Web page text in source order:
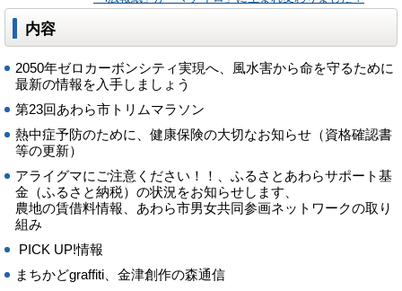
内容
2050年ゼロカーボンシティ実現へ、風水害から命を守るために
最新の情報を入手しましょう
第23回あわら市トリムマラソン
熱中症予防のために、健康保険の大切なお知らせ（資格確認書
等の更新）
アライグマにご注意ください！！、ふるさとあわらサポート基
金（ふるさと納税）の状況をお知らせします、
農地の賃借料情報、あわら市男女共同参画ネットワークの取り
組み
PICK UP!情報
まちかどgraffiti、金津創作の森通信